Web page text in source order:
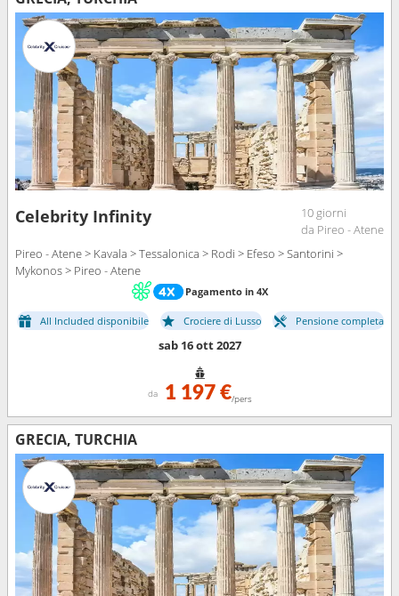
Celebrity Infinity
10 giorni
da Pireo - Atene
Pireo - Atene > Kavala > Tessalonica > Rodi > Efeso > Santorini >
Mykonos > Pireo - Atene
Pagamento in 4X
All Included disponibile Crociere di Lusso Pensione completa
sab 16 ott 2027
da 1 197 €/pers
GRECIA, TURCHIA